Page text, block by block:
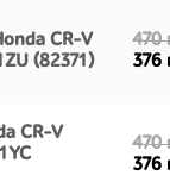
CR-V
(82371)
470
376
CR-V
470
376